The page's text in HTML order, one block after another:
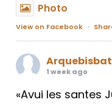
Photo
View on Facebook ·
1 week ago
«Avui les santes